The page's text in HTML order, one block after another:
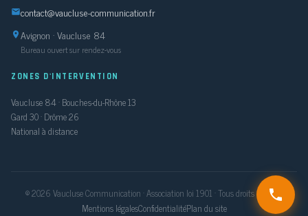
contact@vaucluse-communication.fr
Avignon · Vaucluse 84
Bureau ouvert sur rendez-vous
ZONES D'INTERVENTION
Vaucluse 84 · Bouches-du-Rhône 13
Gard 30 · Drôme 26
National à distance
© 2026 Vaucluse Communication · Association loi 1901 · Tous droits réservés
Mentions légalesConfidentialitéPlan du site